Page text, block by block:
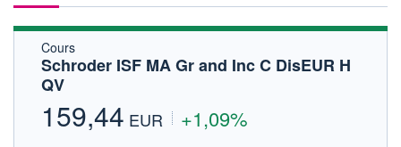
FORUM
Cours
Schroder ISF MA Gr and Inc C DisEUR H
QV
159,44 EUR +1,09%